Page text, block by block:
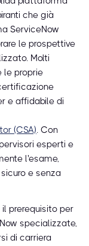
che già
ServiceNow
le prospettive
Molti
le proprie
e affidabile di
(CSA). Con
esperti e
l'esame,
e senza
prerequisito per
specializzate,
di carriera